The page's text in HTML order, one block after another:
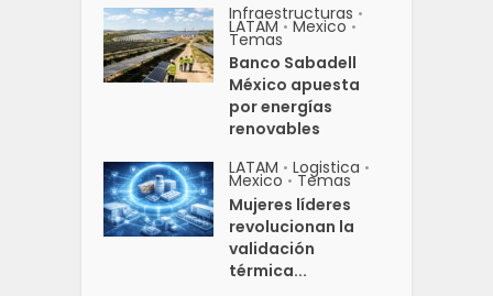
Infraestructuras •
LATAM • Mexico •
Temas
Banco Sabadell
México apuesta
por energías
renovables
LATAM • Logistica •
Mexico • Temas
Mujeres líderes
revolucionan la
validación
térmica...